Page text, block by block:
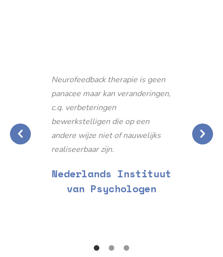
Neurofeedback therapie is geen
panacee maar kan veranderingen,
c.q. verbeteringen
bewerkstelligen die op een
andere wijze niet of nauwelijks
realiseerbaar zijn.
Nederlands Instituut
van Psychologen